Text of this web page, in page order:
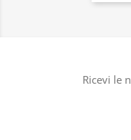
Ricevi le